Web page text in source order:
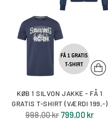
KØB 1 SILVON JAKKE - FÅ 1
GRATIS T-SHIRT (VÆRDI 199,-)
Normal
998,00 kr799,00 kr